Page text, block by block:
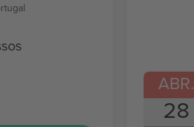
ABR.
28